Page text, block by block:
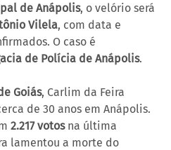
de Anápolis, o velório será
Vilela, com data e
O caso é
de Polícia de Anápolis.
Goiás, Carlim da Feira
de 30 anos em Anápolis.
2.217 votos na última
lamentou a morte do